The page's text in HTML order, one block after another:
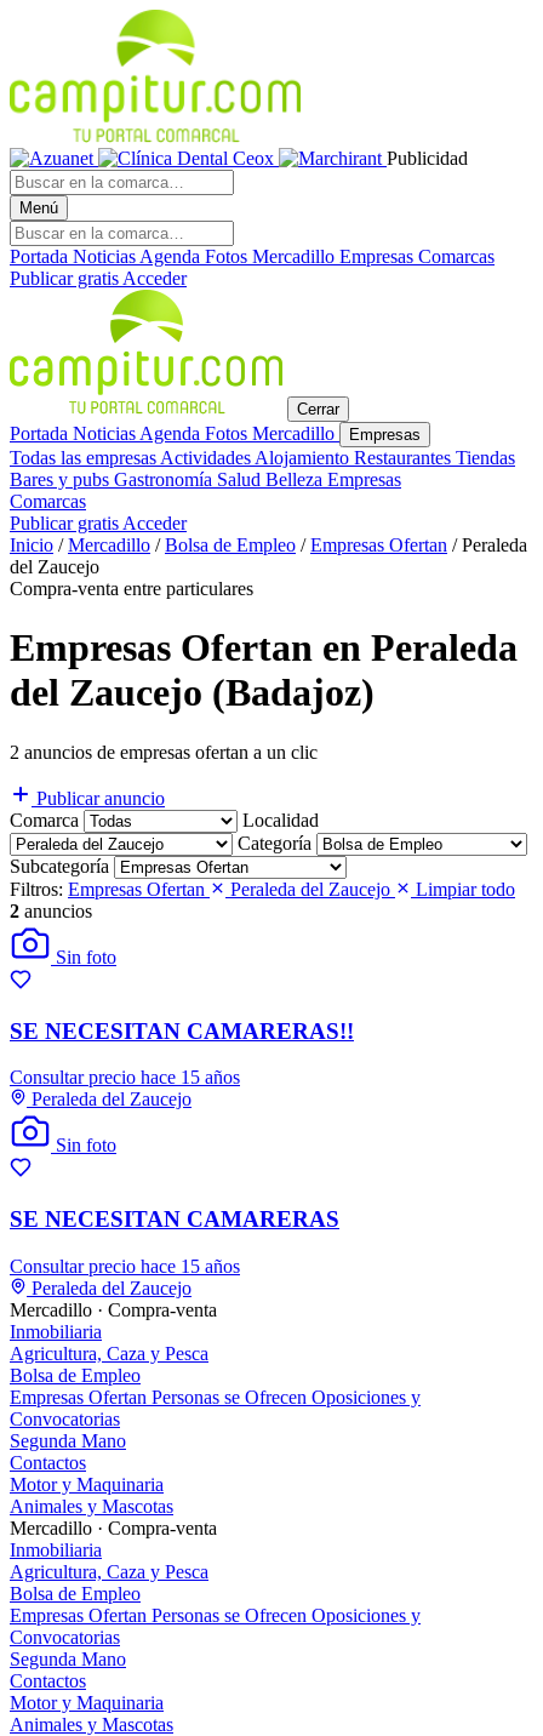
Publicidad
Menú
Portada Noticias Agenda Fotos Mercadillo Empresas Comarcas
Publicar gratis Acceder
Cerrar
Portada Noticias Agenda Fotos Mercadillo Empresas
Todas las empresas Actividades Alojamiento Restaurantes Tiendas
Bares y pubs Gastronomía Salud Belleza Empresas
Comarcas
Publicar gratis Acceder
Inicio / Mercadillo / Bolsa de Empleo / Empresas Ofertan / Peraleda
del Zaucejo
Compra-venta entre particulares
Empresas Ofertan en Peraleda
del Zaucejo (Badajoz)
2 anuncios de empresas ofertan a un clic
Publicar anuncio
Comarca
Localidad
Categoría
Subcategoría
Filtros: Empresas Ofertan Peraleda del Zaucejo
Limpiar todo
2 anuncios
Sin foto
SE NECESITAN CAMARERAS!!
Consultar precio hace 15 años
Peraleda del Zaucejo
Sin foto
SE NECESITAN CAMARERAS
Consultar precio hace 15 años
Peraleda del Zaucejo
Mercadillo · Compra-venta
Inmobiliaria
Agricultura, Caza y Pesca
Bolsa de Empleo
Empresas Ofertan Personas se Ofrecen Oposiciones y
Convocatorias
Segunda Mano
Contactos
Motor y Maquinaria
Animales y Mascotas
Mercadillo · Compra-venta
Inmobiliaria
Agricultura, Caza y Pesca
Bolsa de Empleo
Empresas Ofertan Personas se Ofrecen Oposiciones y
Convocatorias
Segunda Mano
Contactos
Motor y Maquinaria
Animales y Mascotas